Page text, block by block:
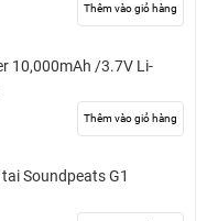
Thêm vào giỏ hàng
10,000mAh /3.7V Li-
Thêm vào giỏ hàng
Soundpeats G1